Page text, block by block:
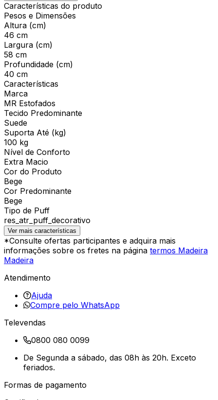
Características do produto
Pesos e Dimensões
Altura (cm)
46 cm
Largura (cm)
58 cm
Profundidade (cm)
40 cm
Características
Marca
MR Estofados
Tecido Predominante
Suede
Suporta Até (kg)
100 kg
Nível de Conforto
Extra Macio
Cor do Produto
Bege
Cor Predominante
Bege
Tipo de Puff
res_atr_puff_decorativo
Ver mais características
*Consulte ofertas participantes e adquira mais
informações sobre os fretes na página termos Madeira
Madeira
Atendimento
Ajuda
Compre pelo WhatsApp
Televendas
0800 080 0099
De Segunda a sábado, das 08h às 20h. Exceto
feriados.
Formas de pagamento